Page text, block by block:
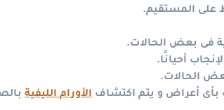
على المستقيم.
فى بعض الحالات.
أحيانًا.
الحالات.
أعراض و يتم اكتشاف الأورام الليفية